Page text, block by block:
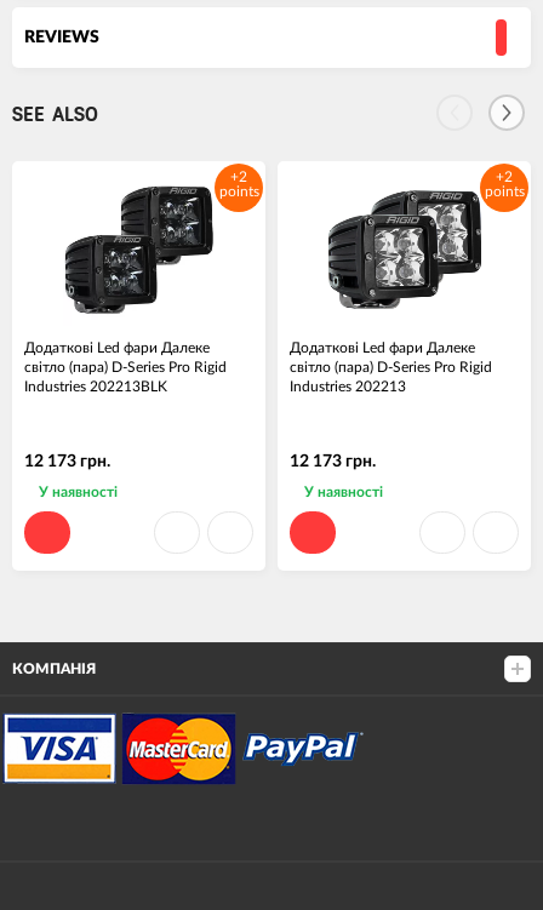
REVIEWS
SEE ALSO
+2
points
Додаткові Led фари Далеке
світло (пара) D-Series Pro Rigid
Industries 202213BLK
12 173 грн.
У наявності
+2
points
Додаткові Led фари Далеке
світло (пара) D-Series Pro Rigid
Industries 202213
12 173 грн.
У наявності
КОМПАНІЯ